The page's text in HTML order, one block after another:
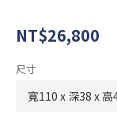
NT$26,800
尺寸